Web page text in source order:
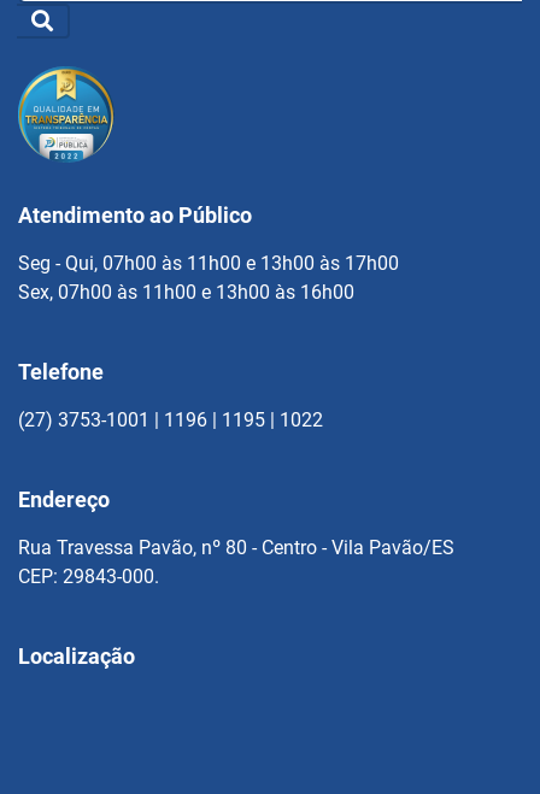
Atendimento ao Público
Seg - Qui, 07h00 às 11h00 e 13h00 às 17h00
Sex, 07h00 às 11h00 e 13h00 às 16h00
Telefone
(27) 3753-1001 | 1196 | 1195 | 1022
Endereço
Rua Travessa Pavão, nº 80 - Centro - Vila Pavão/ES
CEP: 29843-000.
Localização